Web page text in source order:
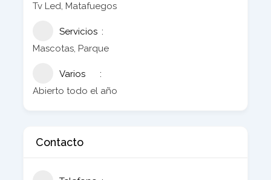
Tv Led, Matafuegos
Servicios
Mascotas, Parque
Varios
Abierto todo el año
Contacto